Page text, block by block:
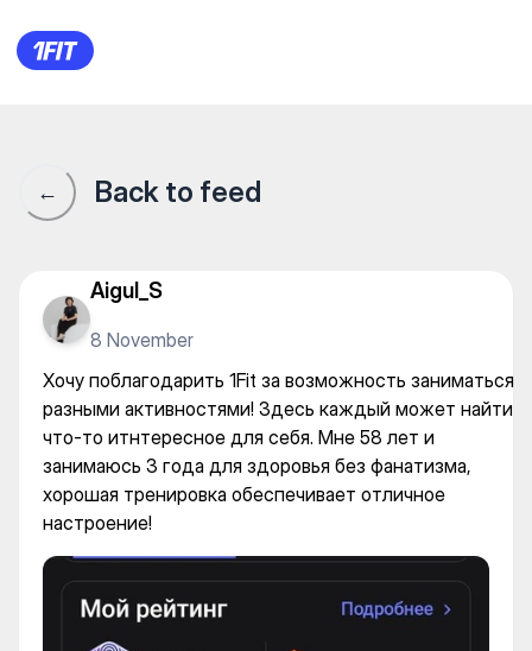
Хочу поблагодарить 1Fit
← Back to feed
Aigul_S
8 November
Хочу поблагодарить 1Fit за возможность заниматься
разными активностями! Здесь каждый может найти
что-то итнтересное для себя. Мне 58 лет и
занимаюсь 3 года для здоровья без фанатизма,
хорошая тренировка обеспечивает отличное
настроение!